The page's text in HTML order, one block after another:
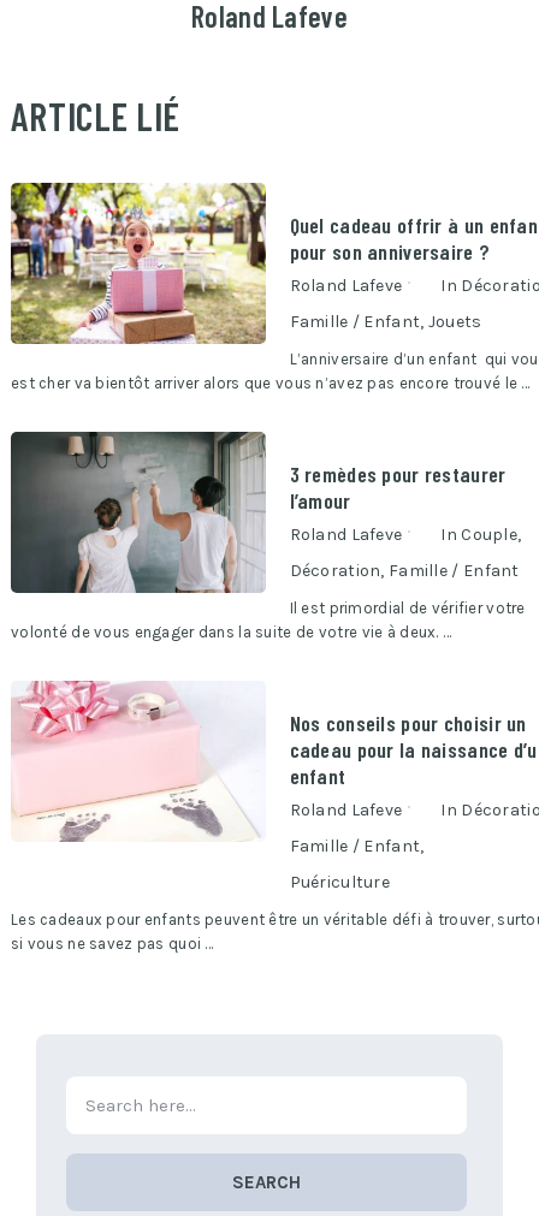
Roland Lafeve
ARTICLE LIÉ
Quel cadeau offrir à un
pour son anniversaire ?
Roland Lafeve In
Famille / Enfant, Jouets
L’anniversaire d’un enfant qui
est cher va bientôt arriver alors que vous n’avez pas encore trouvé le …
3 remèdes pour restaurer
l’amour
Roland Lafeve In Couple,
Décoration, Famille / Enfant
Il est primordial de vérifier votre
volonté de vous engager dans la suite de votre vie à deux. …
Nos conseils pour choisir un
cadeau pour la naissance
enfant
Roland Lafeve In
Famille / Enfant,
Puériculture
Les cadeaux pour enfants peuvent être un véritable défi à trouver,
si vous ne savez pas quoi …
SEARCH